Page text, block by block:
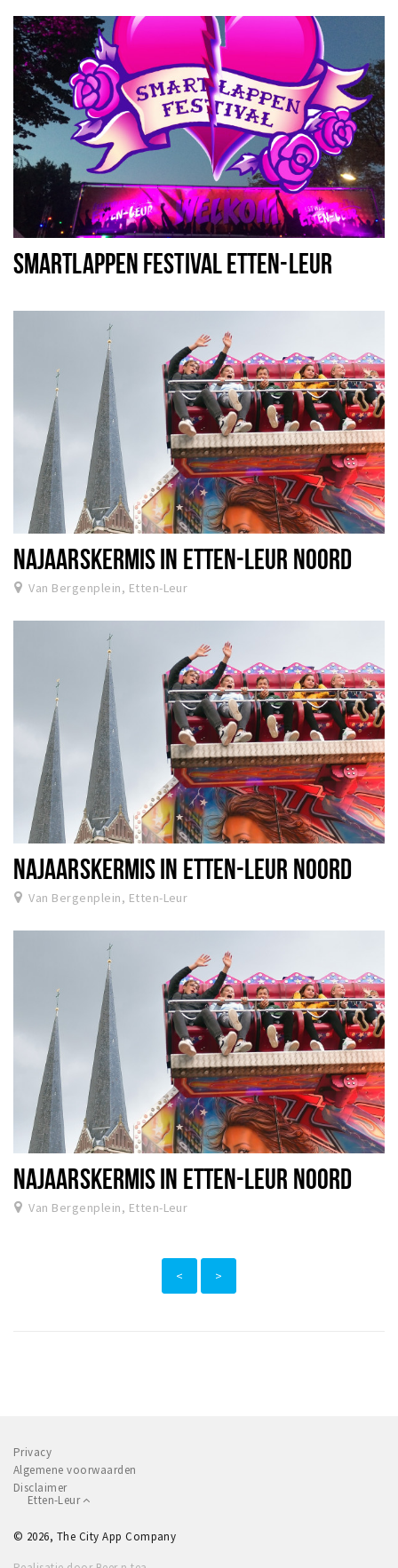
SMARTLAPPEN FESTIVAL ETTEN-LEUR
NAJAARSKERMIS IN ETTEN-LEUR NOORD
Van Bergenplein, Etten-Leur
NAJAARSKERMIS IN ETTEN-LEUR NOORD
Van Bergenplein, Etten-Leur
NAJAARSKERMIS IN ETTEN-LEUR NOORD
Van Bergenplein, Etten-Leur
< >
Privacy
Algemene voorwaarden
Disclaimer
Etten-Leur
© 2026, The City App Company